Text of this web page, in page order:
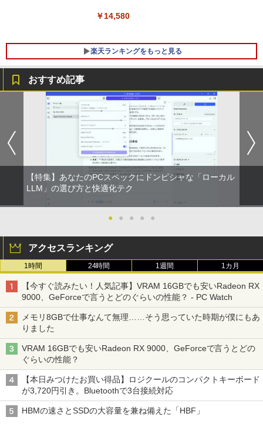
ore i5搭載 DVD 中古ノートパソコン Win
￥29,800
Win11 Office 24型液晶 ゲーミングキー
￥65,980
￥14,580
楽天ランキングをもっと見る
ちいかわ なんか小さくてかわいいやつ
（7）なんか飛び出ていろいろ貼れるフォ
トアルバム付き特装版 （講談社キャラク
ターズA） [ ナガノ ]
￥3,630
イティブ英語書き写し [ ブレット・リン
ゼイ ]
￥1,980
楽譜 【取寄品】UN275 輸入 フラッシン
グ・ウィンズ【メール便不可商品】【沖
縄・離島以外送料無料】
￥30,030
ー＞ [雑誌]
￥1,689
おすすめ記事
【特集】あなたのPCスペックにドンピシャな「ローカル
LLM」の選び方と快適化テク
● ● ● ● ●
アクセスランキング
1時間 24時間 1週間 1カ月
【今すぐ読みたい！人気記事】VRAM 16GBでも安いRadeon RX
9000、GeForceで言うとどのぐらいの性能？ - PC Watch
メモリ8GBで仕事なんて無理……そう思っていた時期が僕にもあ
りました
VRAM 16GBでも安いRadeon RX 9000、GeForceで言うとどの
ぐらいの性能？
【本日みつけたお買い得品】ロジクールのコンパクトキーボード
が3,720円引き。Bluetoothで3台接続対応
HBMの速さとSSDの大容量を兼ね備えた「HBF」